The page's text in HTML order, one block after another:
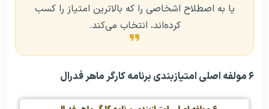
یا به اصطلاح اشخاصی را که بالاترین امتیاز را کسب
کرده‌اند، انتخاب می‌کند.
۶ مولفه اصلی امتیازبندی برنامه‌ کارگر ماهر فدرال